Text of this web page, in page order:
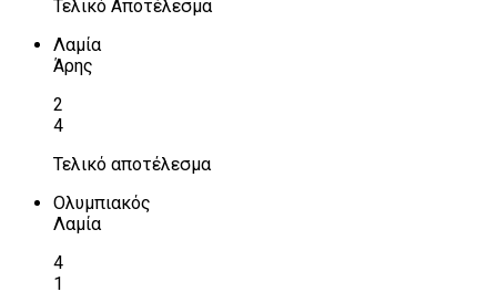
Τελικό Αποτέλεσμα
Λαμία
Άρης
2
4
Τελικό αποτέλεσμα
Ολυμπιακός
Λαμία
4
1